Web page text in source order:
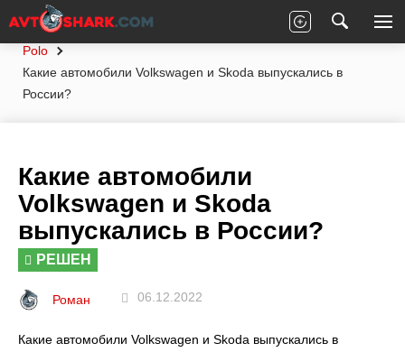
Главная Вопросы экспертам
Volkswagen
Polo
Какие автомобили Volkswagen и Skoda выпускались в
России?
Какие автомобили
Volkswagen и Skoda
выпускались в России?
РЕШЕН
Роман 06.12.2022
Какие автомобили Volkswagen и Skoda выпускались в